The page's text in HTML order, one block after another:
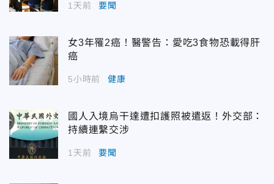
1天前 要聞
女3年罹2癌！醫警告：愛吃3食物恐載得肝
癌
5小時前 健康
國人入境烏干達遭扣護照被遣返！外交部：
持續連繫交涉
1天前 要聞